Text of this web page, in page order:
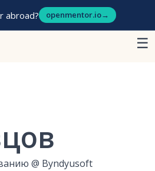
abroad? openmentor.io→
☰
@ Byndyusoft